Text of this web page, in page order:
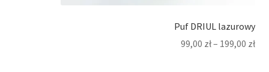
Puf DRIUL lazurowy
99,00 zł– 199,00 zł